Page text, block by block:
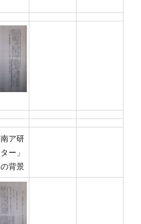
南ア研
ー」
背景